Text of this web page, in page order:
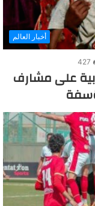
أخبار العالم
427
على مشارف